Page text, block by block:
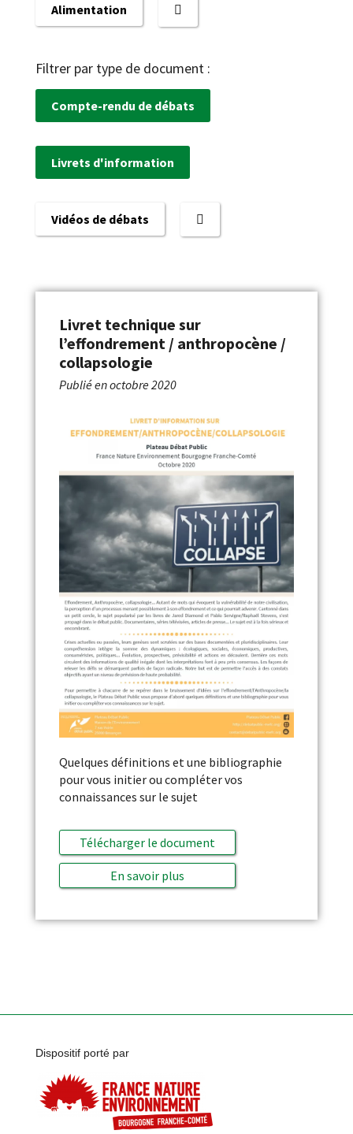
Alimentation
Filtrer par type de document :
Compte-rendu de débats
Livrets d'information
Vidéos de débats
Livret technique sur
l’effondrement / anthropocène /
collapsologie
Publié enoctobre 2020
Quelques définitions et une bibliographie
pour vous initier ou compléter vos
connaissances sur le sujet
Télécharger le document
En savoir plus
Dispositif porté par